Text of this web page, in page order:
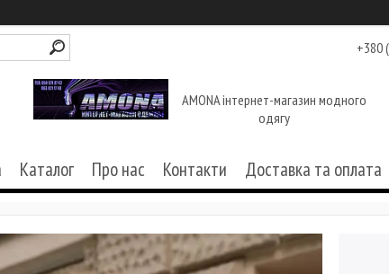
+380
AMONA інтернет-магазин модного
одягу
Каталог Про нас Контакти Доставка та оплата